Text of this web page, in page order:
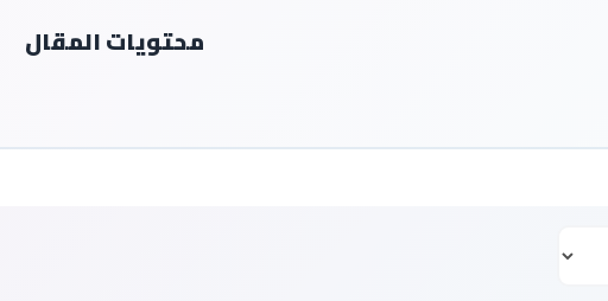
محتويات المقال